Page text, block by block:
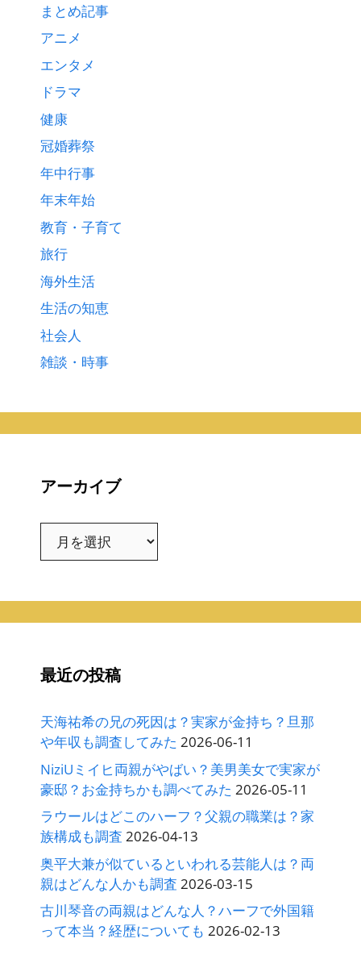
まとめ記事
アニメ
エンタメ
ドラマ
健康
冠婚葬祭
年中行事
年末年始
教育・子育て
旅行
海外生活
生活の知恵
社会人
雑談・時事
アーカイブ
最近の投稿
天海祐希の兄の死因は？実家が金持ち？旦那
や年収も調査してみた 2026-06-11
NiziUミイヒ両親がやばい？美男美女で実家が
豪邸？お金持ちかも調べてみた 2026-05-11
ラウールはどこのハーフ？父親の職業は？家
族構成も調査 2026-04-13
奥平大兼が似ているといわれる芸能人は？両
親はどんな人かも調査 2026-03-15
古川琴音の両親はどんな人？ハーフで外国籍
って本当？経歴についても 2026-02-13